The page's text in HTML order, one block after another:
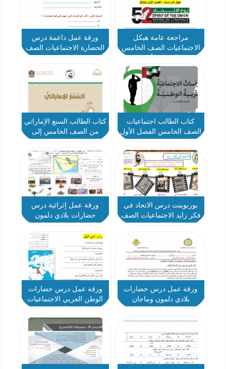
مراجعة عامة هيكل
الاجتماعيات الصف الخامس
ورقة عمل داعمة درس
الحضارة الاجتماعيات الصف
كتاب الطالب اجتماعيات
الصف الخامس الفصل الأول
كتاب الطالب السنع الإماراتي
من الصف الخامس إلى
بوربوينت درس الاتحاد في
فكر زايد الاجتماعيات الصف
ورقة عمل إثرائية درس
حضارات بلادي دلمون
ورقة عمل درس حضارات
بلادي دلمون وماجان
ورقة عمل درس حضارات
الوطن العربي الاجتماعيات